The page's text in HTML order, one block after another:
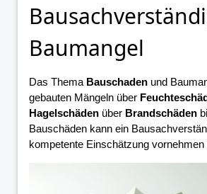
Baumangel
Das Thema Bauschadenund
gebauten Mängeln über
Hagelschädenüber Brandschäden
Bauschäden kann ein
kompetente Einschätzung vornehmen